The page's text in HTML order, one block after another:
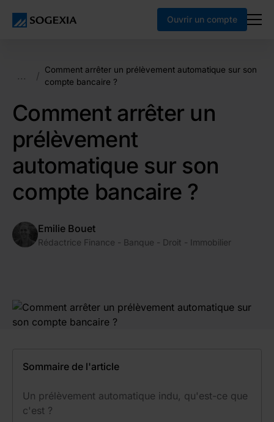
Ouvrir un compte
... /
Comment arrêter un prélèvement automatique sur son
compte bancaire ?
Comment arrêter un
prélèvement
automatique sur son
compte bancaire ?
Emilie Bouet
Rédactrice Finance - Banque - Droit - Immobilier
Sommaire de l'article
Un prélèvement automatique indu, qu'est-ce que
c'est ?